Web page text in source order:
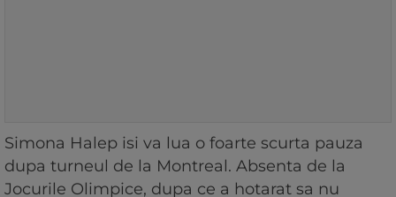
Simona Halep isi va lua o foarte scurta pauza
dupa turneul de la Montreal. Absenta de la
Jocurile Olimpice, dupa ce a hotarat sa nu